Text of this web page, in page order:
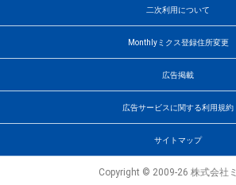
二次利用について
Monthlyミクス登録住所変更
広告掲載
広告サービスに関する利用規約
サイトマップ
Copyright © 2009-26 株式会社